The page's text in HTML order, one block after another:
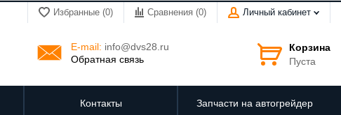
Избранные (0) Сравнения (0) Личный кабинет
E-mail: info@dvs28.ru
Обратная связь
Корзина
Пуста
Контакты Запчасти на автогрейдер